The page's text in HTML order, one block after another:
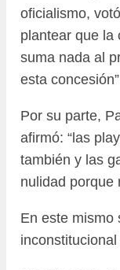
oficialismo,
plantear que la
suma nada al
esta
Por su parte,
afirmó: “las
también y las
nulidad porque
En este mismo